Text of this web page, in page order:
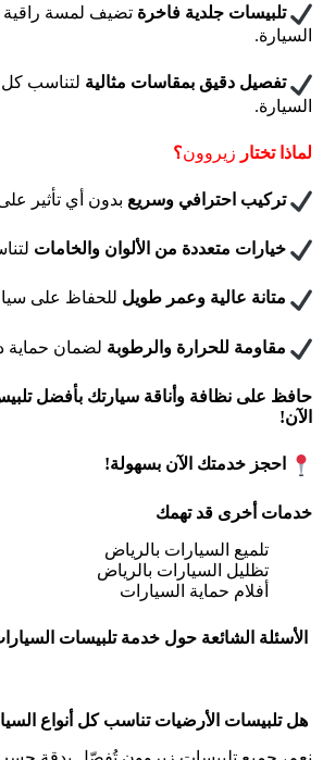
تلبيسات جلدية فاخرة تضيف لمسة راقية
السيارة.
تفصيل دقيق بمقاسات مثالية لتناسب كل
السيارة.
لماذا تختار زيروون؟
تركيب احترافي وسريع بدون أي تأثير
خيارات متعددة من الألوان والخامات
متانة عالية وعمر طويل للحفاظ على
مقاومة للحرارة والرطوبة لضمان حماية
حافظ على نظافة وأناقة سيارتك بأفضل
الآن!
احجز خدمتك الآن بسهولة!
خدمات أخرى قد تهمك
تلميع السيارات بالرياض
تظليل السيارات بالرياض
أفلام حماية السيارات
الأسئلة الشائعة حول خدمة تلبيسات
هل تلبيسات الأرضيات تناسب كل أنواع